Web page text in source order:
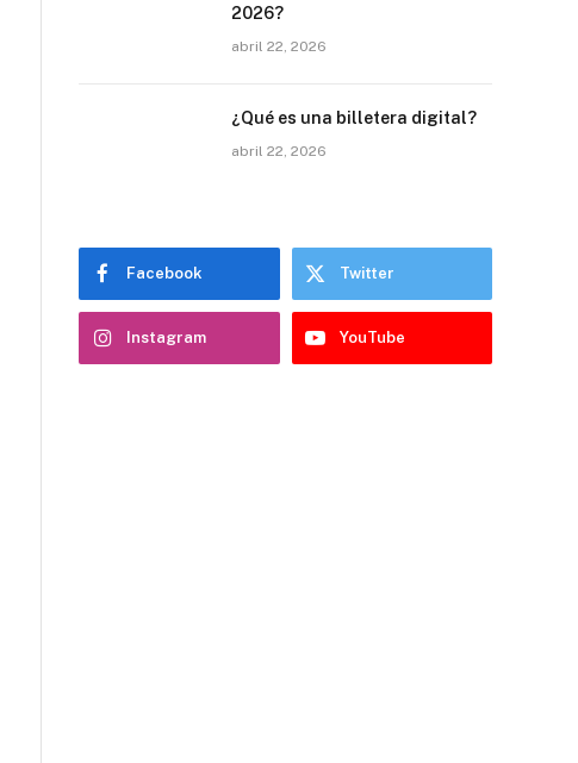
2026?
abril 22, 2026
¿Qué es una billetera digital?
abril 22, 2026
Facebook Twitter
Instagram YouTube